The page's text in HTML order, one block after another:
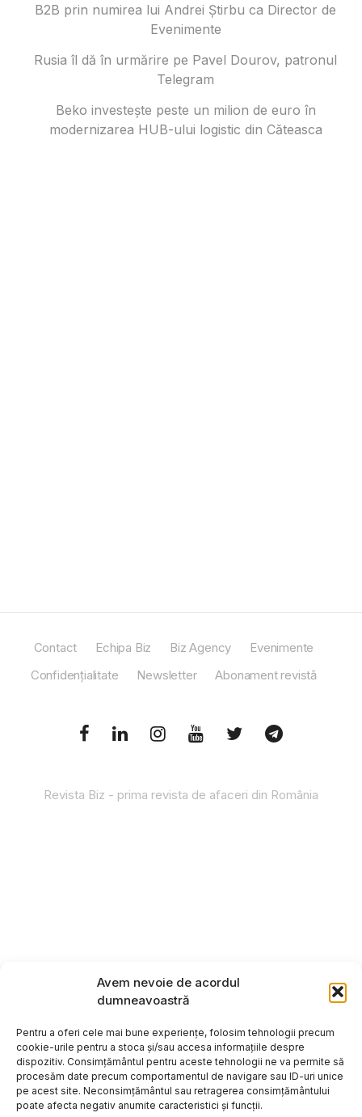
Avem nevoie de acordul
dumneavoastră
Pentru a oferi cele mai bune experiențe, folosim tehnologii precum
cookie-urile pentru a stoca și/sau accesa informațiile despre
dispozitiv. Consimțământul pentru aceste tehnologii ne va permite să
procesăm date precum comportamentul de navigare sau ID-uri unice
pe acest site. Neconsimțământul sau retragerea consimțământului
poate afecta negativ anumite caracteristici și funcții.
B2B prin numirea lui Andrei Știrbu ca Director de
Evenimente
Rusia îl dă în urmărire pe Pavel Dourov, patronul
Telegram
Beko investește peste un milion de euro în
modernizarea HUB-ului logistic din Căteasca
Contact Echipa Biz Biz Agency
Evenimente
Confidențialitate
Newsletter Abonament revistă
Revista Biz - prima revista de afaceri din România